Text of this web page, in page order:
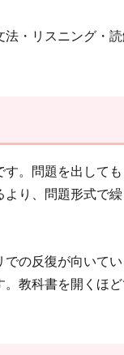
・リスニング・
。問題を出して
り、問題形式で
の反復が向いて
教科書を開くほ